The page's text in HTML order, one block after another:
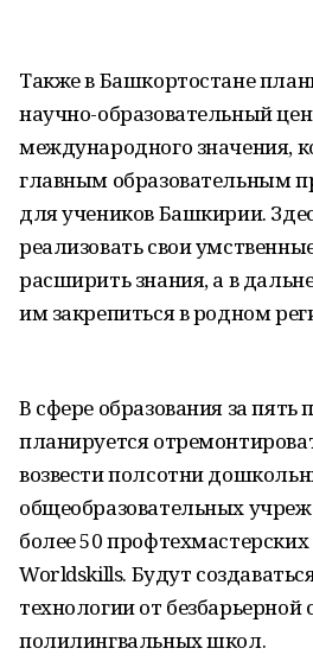
Также в Башкортостане
научно-образовательный
международного значения,
главным образовательным
для учеников Башкирии.
реализовать свои
расширить знания, а в
им закрепиться в родном
В сфере образования за
планируется
возвести полсотни
общеобразовательных
более 50
Worldskills. Будут
технологии от безбарьерной
полилингвальных школ.